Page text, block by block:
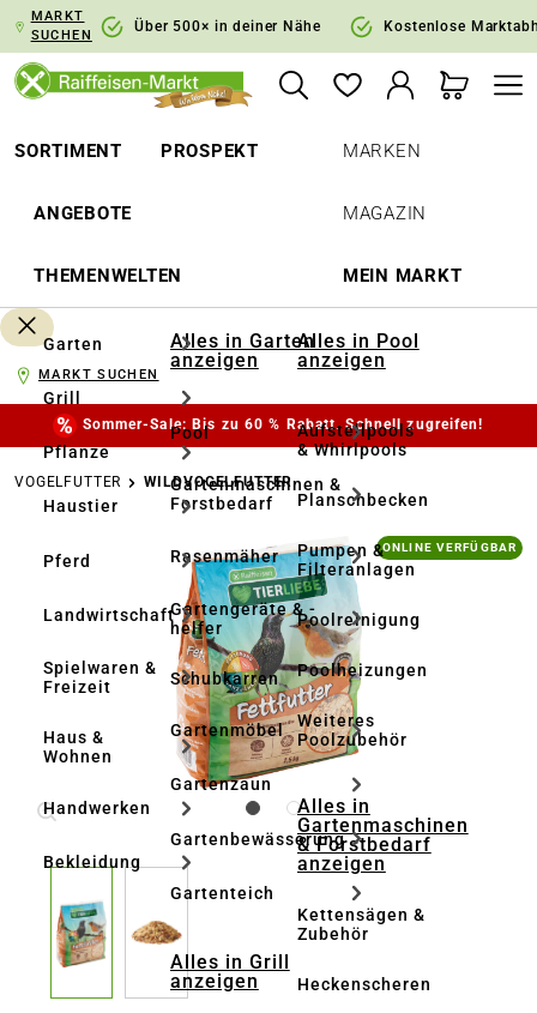
Zur Hauptnavigation springen
MARKT
SUCHEN
Über 500× in deiner Nähe Kostenlose
SORTIMENT PROSPEKT
ANGEBOTE
THEMENWELTEN
MARKEN
MAGAZIN
MEIN MARKT
Garten
Grill
Pflanze
Haustier
Pferd
Landwirtschaft
Spielwaren &
Freizeit
Haus &
Wohnen
Handwerken
Bekleidung
Alles in Garten
anzeigen
Pool
Gartenmaschinen &
Forstbedarf
Rasenmäher
Gartengeräte & -
helfer
Schubkarren
Gartenmöbel
Gartenzaun
Gartenbewässerung
Gartenteich
Alles in Grill
anzeigen
Alles in Pool
anzeigen
Aufstellpools
& Whirlpools
Planschbecken
Pumpen &
Filteranlagen
Poolreinigung
Poolheizungen
Weiteres
Poolzubehör
Alles in
Gartenmaschinen
& Forstbedarf
anzeigen
Kettensägen &
Zubehör
Heckenscheren
MARKT SUCHEN
Sommer-Sale: Bis zu 60 % Rabatt. Schnell zugreifen!
VOGELFUTTER WILDVOGELFUTTER
Bildergalerie überspringen ONLINE VERFÜGBAR